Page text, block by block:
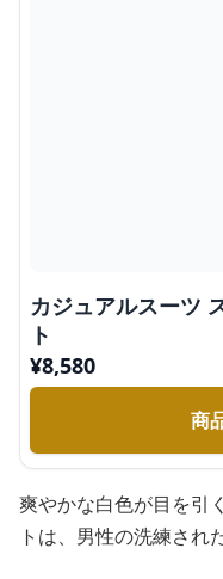
カジュアルスーツ
ト
¥8,580
商
爽やかな白色が目を引
トは、男性の洗練され